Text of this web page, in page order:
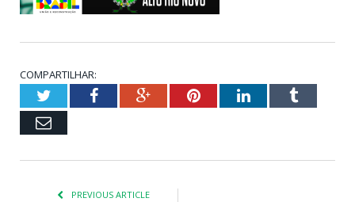
COMPARTILHAR:
TwitterFacebookGoogle+PinterestLinkedInTumblr
Email
PREVIOUS ARTICLE